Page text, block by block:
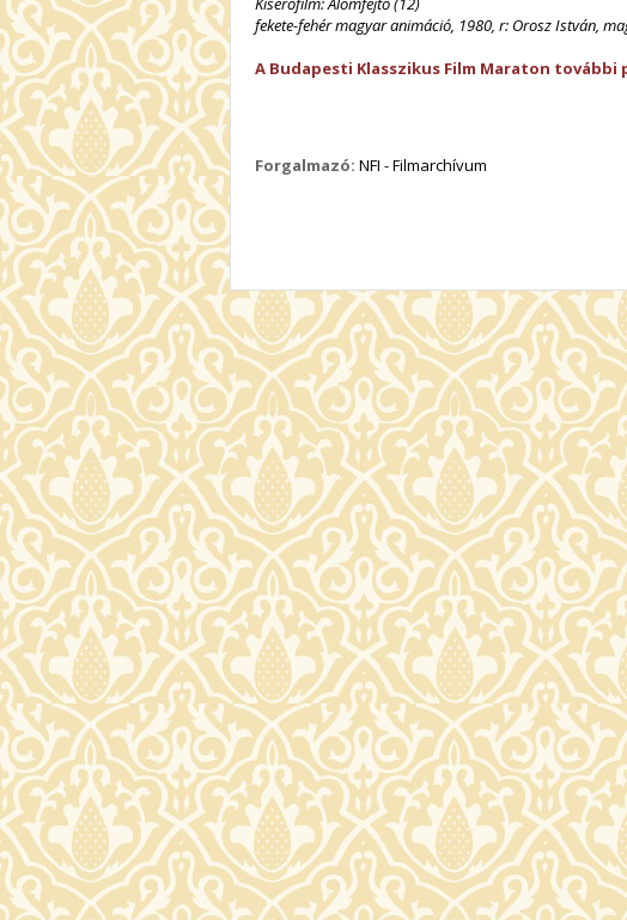
fekete-fehér magyar animáció, 1980, r: Orosz István,
A Budapesti Klasszikus Film Maraton további
Forgalmazó: NFI - Filmarchívum